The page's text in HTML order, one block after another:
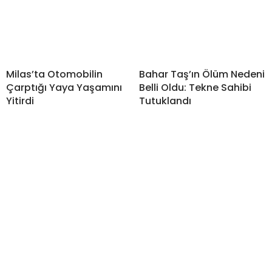
Milas’ta Otomobilin
Çarptığı Yaya Yaşamını
Yitirdi
Bahar Taş’ın Ölüm Nedeni
Belli Oldu: Tekne Sahibi
Tutuklandı